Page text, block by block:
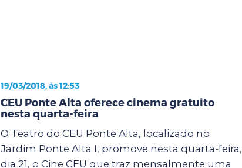
19/03/2018, às 12:53
CEU Ponte Alta oferece cinema gratuito
nesta quarta-feira
O Teatro do CEU Ponte Alta, localizado no
Jardim Ponte Alta I, promove nesta quarta-feira,
dia 21, o Cine CEU que traz mensalmente uma